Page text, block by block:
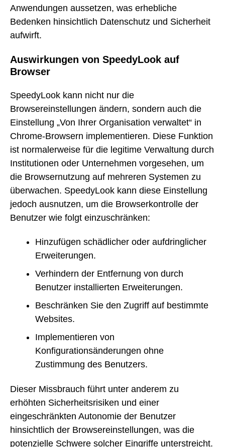
Anwendungen aussetzen, was erhebliche
Bedenken hinsichtlich Datenschutz und Sicherheit
aufwirft.
Auswirkungen von SpeedyLook auf
Browser
SpeedyLook kann nicht nur die
Browsereinstellungen ändern, sondern auch die
Einstellung „Von Ihrer Organisation verwaltet“ in
Chrome-Browsern implementieren. Diese Funktion
ist normalerweise für die legitime Verwaltung durch
Institutionen oder Unternehmen vorgesehen, um
die Browsernutzung auf mehreren Systemen zu
überwachen. SpeedyLook kann diese Einstellung
jedoch ausnutzen, um die Browserkontrolle der
Benutzer wie folgt einzuschränken:
Hinzufügen schädlicher oder aufdringlicher
Erweiterungen.
Verhindern der Entfernung von durch
Benutzer installierten Erweiterungen.
Beschränken Sie den Zugriff auf bestimmte
Websites.
Implementieren von
Konfigurationsänderungen ohne
Zustimmung des Benutzers.
Dieser Missbrauch führt unter anderem zu
erhöhten Sicherheitsrisiken und einer
eingeschränkten Autonomie der Benutzer
hinsichtlich der Browsereinstellungen, was die
potenzielle Schwere solcher Eingriffe unterstreicht.